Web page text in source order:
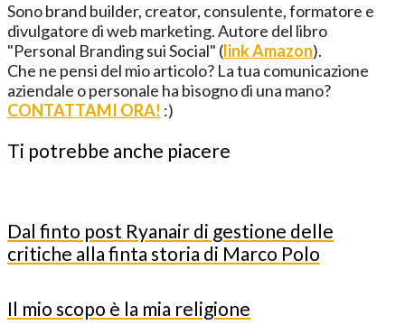
Sono brand builder, creator, consulente, formatore e
divulgatore di web marketing. Autore del libro
"Personal Branding sui Social" (link Amazon).
Che ne pensi del mio articolo? La tua comunicazione
aziendale o personale ha bisogno di una mano?
CONTATTAMI ORA! :)
Ti potrebbe anche piacere
Dal finto post Ryanair di gestione delle
critiche alla finta storia di Marco Polo
Il mio scopo è la mia religione